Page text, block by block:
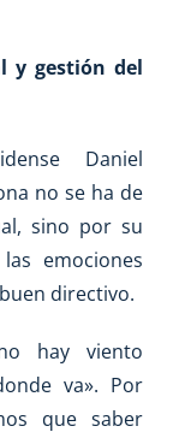
y gestión del
Daniel
no se ha de
sino por su
emociones
directivo.
hay viento
va». Por
que saber